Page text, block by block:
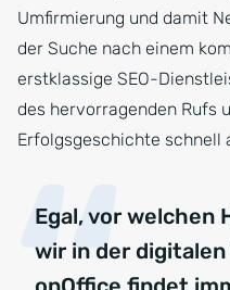
Umfirmierung und damit
der Suche nach einem
erstklassige SEO-
des hervorragenden Rufs
Erfolgsgeschichte schnell
Egal, vor welchen
wir in der